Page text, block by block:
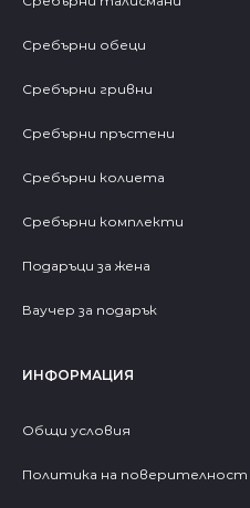
Сребърни обеци
Сребърни гривни
Сребърни пръстени
Сребърни колиета
Сребърни комплекти
Подаръци за жена
Ваучер за подарък
ИНФОРМАЦИЯ
Общи условия
Политика на поверителност